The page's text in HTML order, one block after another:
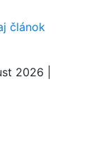
článok
2026 |